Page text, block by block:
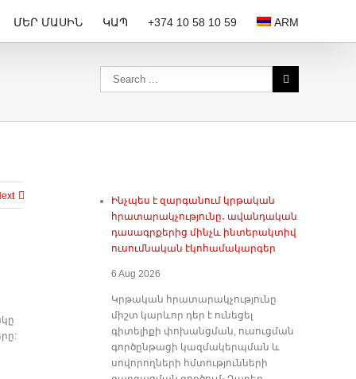
ՄԵՐ ՄԱՍԻՆ ԿԱՊ +374 10 58 10 59 ARM
Ինչպես է զարգանում կրթական
հրատարակչությունը․ ավանդական
դասագրքերից մինչև ինտերակտիվ
ուսումնական էկոհամակարգեր
6 Aug 2026
Կրթական հրատարակչությունը
միշտ կարևոր դեր է ունեցել
գիտելիքի փոխանցման, ուսուցման
գործընթացի կազմակերպման և
սովորողների հմտությունների